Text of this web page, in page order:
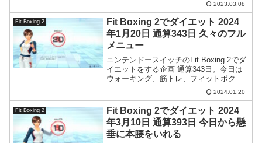
フォーマンスに優れた製品を見つけたの
でまずはお試しフレーバーセットで試飲
していきます。
2023.03.08
Fit Boxing 2
Fit Boxing 2でダイエット 2024
年1月20日 通算343日 久々のフル
メニュー
ニンテンドースイッチのFit Boxing 2でダ
イエットをする企画 通算343日。今日は
ウォーキング、筋トレ、フィットボクシ
ングと久々にフルメニューで頑張りまし
2024.01.20
Fit Boxing 2
Fit Boxing 2でダイエット 2024
年3月10日 通算393日 今日から懸
垂に本腰をいれる